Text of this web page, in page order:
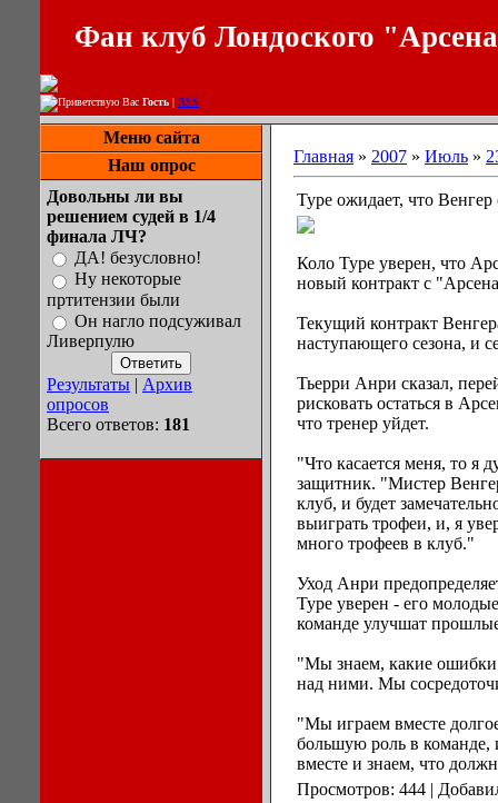
Фан клуб Лондоского
Приветствую Вас Гость | RSS
Меню сайта
Наш опрос
Довольны ли вы
решением судей в 1/4
финала ЛЧ?
ДА! безусловно!
Ну некоторые
пртитензии были
Он нагло подсуживал
Ливерпулю
Результаты | Архив
опросов
Всего ответов: 181
Главная » 2007 » Июль »
Туре ожидает, что Венгер
Коло Туре уверен, что
новый контракт с
Текущий контракт
наступающего сезона, и
Тьерри Анри сказал,
рисковать остаться в
что тренер уйдет.
"Что касается меня, то я
защитник. "Мистер
клуб, и будет
выиграть трофеи, и, я
много трофеев в клуб."
Уход Анри
Туре уверен - его
команде улучшат
"Мы знаем, какие ошибки
над ними. Мы
"Мы играем вместе
большую роль в
вместе и знаем, что
Просмотров: 444 |